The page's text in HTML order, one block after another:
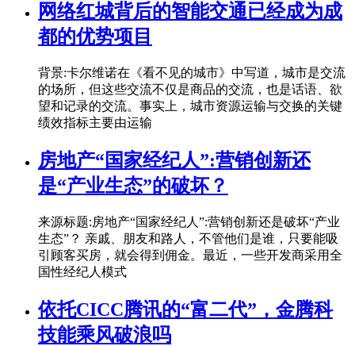
网络红城背后的智能交通已经成为成
都的优势项目
背景:卡尔维诺在《看不见的城市》中写道，城市是交流
的场所，但这些交流不仅是商品的交流，也是话语、欲
望和记录的交流。事实上，城市资源运输与交换的关键
绩效指标主要由运输
房地产“国家经纪人”:营销创新还
是“产业生态”的破坏？
来源标题:房地产“国家经纪人”:营销创新还是破坏“产业
生态”？ 亲戚、朋友和路人，不管他们是谁，只要能吸
引顾客买房，就会得到佣金。最近，一些开发商采用全
国性经纪人模式
依托CICC腾讯的“富二代”，金腾科
技能乘风破浪吗